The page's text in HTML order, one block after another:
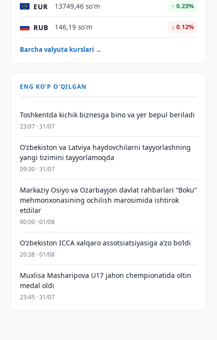
EUR 13749,46 so'm ↑ 0.23%
RUB 146,19 so'm ↓ 0.12%
Barcha valyuta kurslari →
ENG KO'P O'QILGAN
Toshkentda kichik biznesga bino va yer bepul beriladi
23:07 · 31/07
Oʻzbekiston va Latviya haydovchilarni tayyorlashning
yangi tizimini tayyorlamoqda
09:30 · 31/07
Markaziy Osiyo va Ozarbayjon davlat rahbarlari “Boku”
mehmonxonasining ochilish marosimida ishtirok
etdilar
00:00 · 01/08
O‘zbekiston ICCA xalqaro assotsiatsiyasiga aʼzo bo‘ldi
20:38 · 01/08
Muxlisa Masharipova U17 jahon chempionatida oltin
medal oldi
23:45 · 31/07